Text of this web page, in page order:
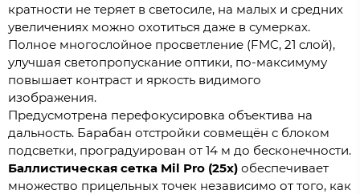
кратности не теряет в светосиле, на малых и средних
увеличениях можно охотиться даже в сумерках.
Полное многослойное просветление (FMC, 21 слой),
улучшая светопропускание оптики, по-максимуму
повышает контраст и яркость видимого
изображения.
Предусмотрена перефокусировка объектива на
дальность. Барабан отстройки совмещён с блоком
подсветки, проградуирован от 14 м до бесконечности.
Баллистическая сетка Mil Pro (25x) обеспечивает
множество прицельных точек независимо от того, как